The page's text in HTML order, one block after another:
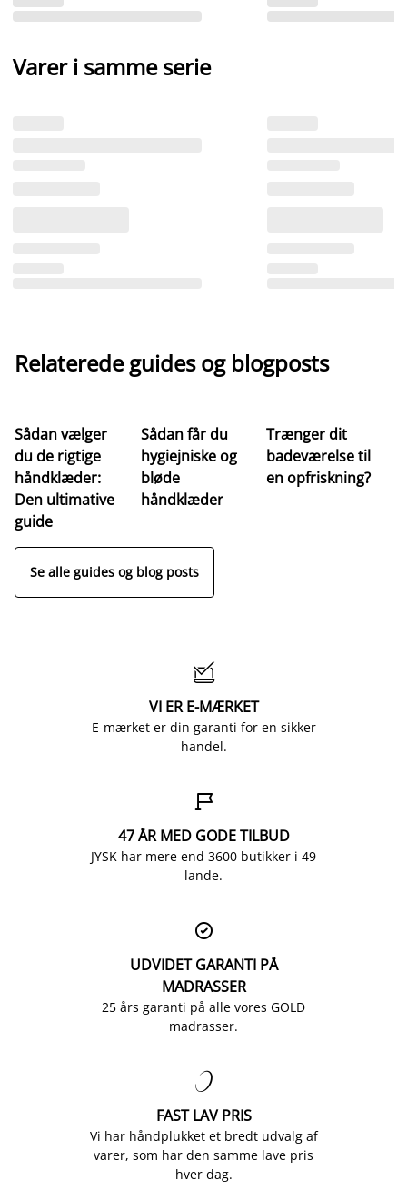
Varer i samme serie
Relaterede guides og blogposts
Sådan vælger
du de rigtige
håndklæder:
Den ultimative
guide
Sådan får du
hygiejniske og
bløde
håndklæder
Trænger dit
badeværelse til
en opfriskning?
Se alle guides og blog posts

VI ER E-MÆRKET
E-mærket er din garanti for en sikker
handel.

47 ÅR MED GODE TILBUD
JYSK har mere end 3600 butikker i 49
lande.

UDVIDET GARANTI PÅ
MADRASSER
25 års garanti på alle vores GOLD
madrasser.

FAST LAV PRIS
Vi har håndplukket et bredt udvalg af
varer, som har den samme lave pris
hver dag.